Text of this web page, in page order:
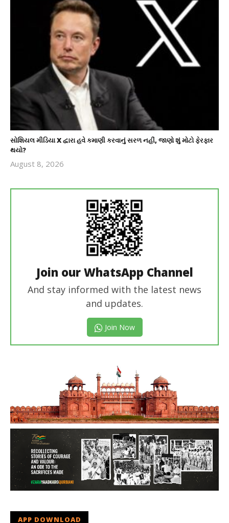
સોશિયલ મીડિયા X દ્વારા હવે કમાણી કરવાનું સરળ નહીં, જાણો શું મોટો ફેરફાર
થયો?
August 8, 2026
Join our WhatsApp Channel
And stay informed with the latest news
and updates.
Join Now
APP DOWNLOAD